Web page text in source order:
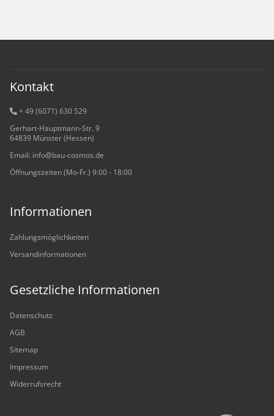
Kontakt
+ 49 (6071) 630 529
Gerhart-Hauptmann-Str. 9
64839 Münster (Hessen)
Email: info@bau-cosmos.de
Öffnungszeiten (Mo-Fr.) 9:00 - 18:00
Informationen
Zahlungsmöglichkeiten
Versandinformationen
Gesetzliche Informationen
Datenschutz
AGB
Sitemap
Impressum
Widerrufsrecht